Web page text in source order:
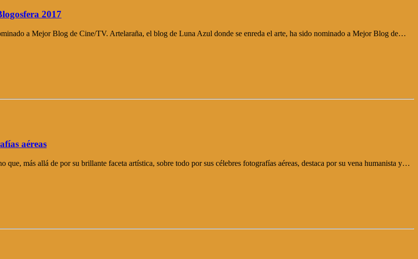
2017
a Mejor Blog de Cine/TV. Artelaraña, el blog de Luna Azul donde se enreda el arte, ha sido nominado a Mejor Blog de…
aéreas
más allá de por su brillante faceta artística, sobre todo por sus célebres fotografías aéreas, destaca por su vena humanista y…